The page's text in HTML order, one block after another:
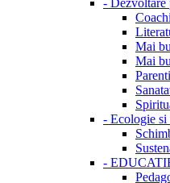
- Dezvoltare
Mai
Mai
- Ecologie si
-